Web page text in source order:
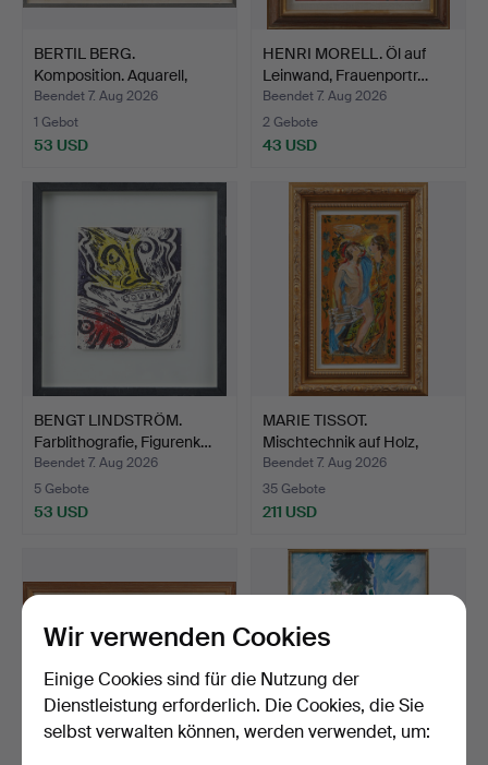
BERTIL BERG.
Komposition. Aquarell,
signie…
Beendet 7. Aug 2026
1 Gebot
53 USD
HENRI MORELL. Öl auf
Leinwand, Frauenportr…
Beendet 7. Aug 2026
2 Gebote
43 USD
BENGT LINDSTRÖM.
Farblithografie, Figurenk…
Beendet 7. Aug 2026
5 Gebote
53 USD
MARIE TISSOT.
Mischtechnik auf Holz,
Umarm…
Beendet 7. Aug 2026
35 Gebote
211 USD
Wir verwenden Cookies
Einige Cookies sind für die Nutzung der
Dienstleistung erforderlich. Die Cookies, die Sie
selbst verwalten können, werden verwendet, um: